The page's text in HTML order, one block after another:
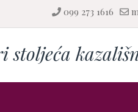
099 273 1616
stoljeća